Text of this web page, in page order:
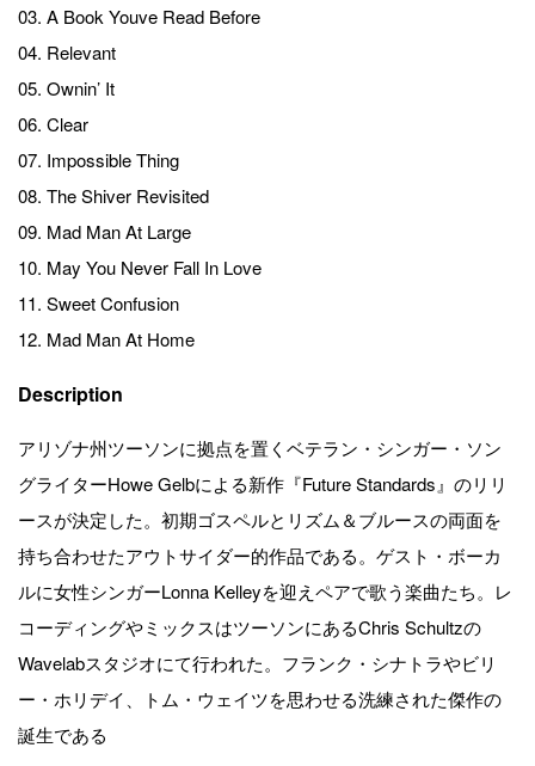
03. A Book Youve Read Before
04. Relevant
05. Ownin’ It
06. Clear
07. Impossible Thing
08. The Shiver Revisited
09. Mad Man At Large
10. May You Never Fall In Love
11. Sweet Confusion
12. Mad Man At Home
Description
アリゾナ州ツーソンに拠点を置くベテラン・シンガー・ソン
グライターHowe Gelbによる新作『Future Standards』のリリ
ースが決定した。初期ゴスペルとリズム＆ブルースの両面を
持ち合わせたアウトサイダー的作品である。ゲスト・ボーカ
ルに女性シンガーLonna Kelleyを迎えペアで歌う楽曲たち。レ
コーディングやミックスはツーソンにあるChris Schultzの
Wavelabスタジオにて行われた。フランク・シナトラやビリ
ー・ホリデイ、トム・ウェイツを思わせる洗練された傑作の
誕生である